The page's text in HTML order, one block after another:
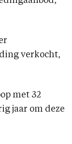
verkocht,
met 32
jaar om deze